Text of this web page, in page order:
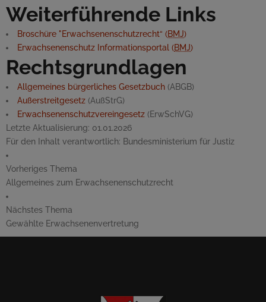
Weiterführende Links
Broschüre "Erwachsenenschutzrecht“ (BMJ)
Erwachsenenschutz Informationsportal (BMJ)
Rechtsgrundlagen
Allgemeines bürgerliches Gesetzbuch (ABGB)
Außerstreitgesetz (AußStrG)
Erwachsenenschutzvereingesetz (ErwSchVG)
Letzte Aktualisierung: 01.01.2026
Für den Inhalt verantwortlich: Bundesministerium für Justiz
Vorheriges Thema
Allgemeines zum Erwachsenenschutzrecht
Nächstes Thema
Gewählte Erwachsenenvertretung